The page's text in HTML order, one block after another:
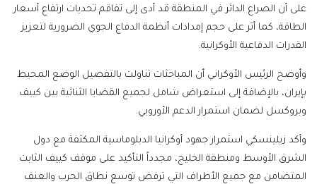
على أن الصراع الدائر في المنطقة قد أدى إلى تفاقم تحديات ارتفاع أسعار
الطاقة، كما أثر على حجم إمدادات أنظمة الدفاع الجوي الضرورية لتعزيز
القدرات الدفاعية الأوكرانية.
وأوضح الرئيس الأوكراني أن المباحثات تناولت بالتفصيل الوضع المحيط
بإيران، بالإضافة إلى استعراض شامل لجميع القضايا الثنائية بين كييف
وبروكسل لضمان استمرار الدعم الأوروبي.
وأكد زيلينسكي استمرار جهود أوكرانيا الدبلوماسية المكثفة مع دول
الشرق الأوسط ومنطقة الخليج، مجدداً التأكيد على موقف كييف الثابت
المتضامن مع جميع الأطراف التي ترفض توسع نطاق الحرب والعنف